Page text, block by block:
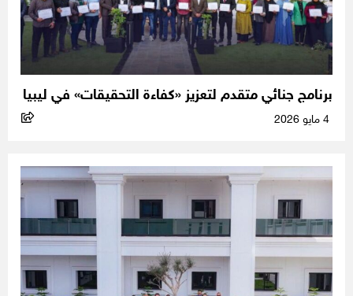
برنامج جنائي متقدم لتعزيز «كفاءة التحقيقات» في ليبيا